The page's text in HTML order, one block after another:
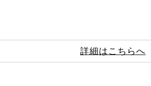
詳細はこちらへ